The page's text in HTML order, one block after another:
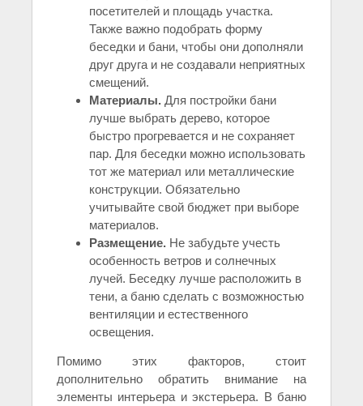
посетителей и площадь участка.
Также важно подобрать форму
беседки и бани, чтобы они дополняли
друг друга и не создавали неприятных
смещений.
Материалы. Для постройки бани
лучше выбрать дерево, которое
быстро прогревается и не сохраняет
пар. Для беседки можно использовать
тот же материал или металлические
конструкции. Обязательно
учитывайте свой бюджет при выборе
материалов.
Размещение. Не забудьте учесть
особенность ветров и солнечных
лучей. Беседку лучше расположить в
тени, а баню сделать с возможностью
вентиляции и естественного
освещения.
Помимо этих факторов, стоит
дополнительно обратить внимание на
элементы интерьера и экстерьера. В баню